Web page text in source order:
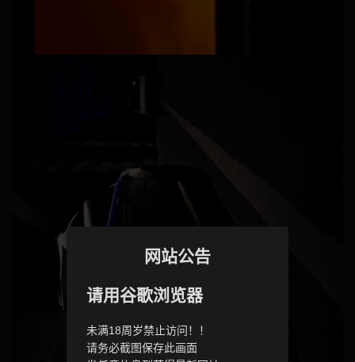
网站公告
请用谷歌浏览器
未满18周岁禁止访问！！
请务必截图保存此画面